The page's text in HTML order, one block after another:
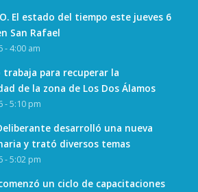
El estado del tiempo este jueves 6
San Rafael
- 4:00 am
trabaja para recuperar la
de la zona de Los Dos Álamos
- 5:10 pm
desarrolló una nueva
y trató diversos temas
- 5:02 pm
un ciclo de capacitaciones